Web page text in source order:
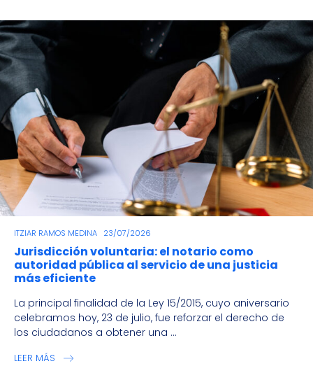
ITZIAR RAMOS MEDINA 23/07/2026
Jurisdicción voluntaria: el notario como
autoridad pública al servicio de una justicia
más eficiente
La principal finalidad de la Ley 15/2015, cuyo aniversario
celebramos hoy, 23 de julio, fue reforzar el derecho de
los ciudadanos a obtener una ...
LEER MÁS